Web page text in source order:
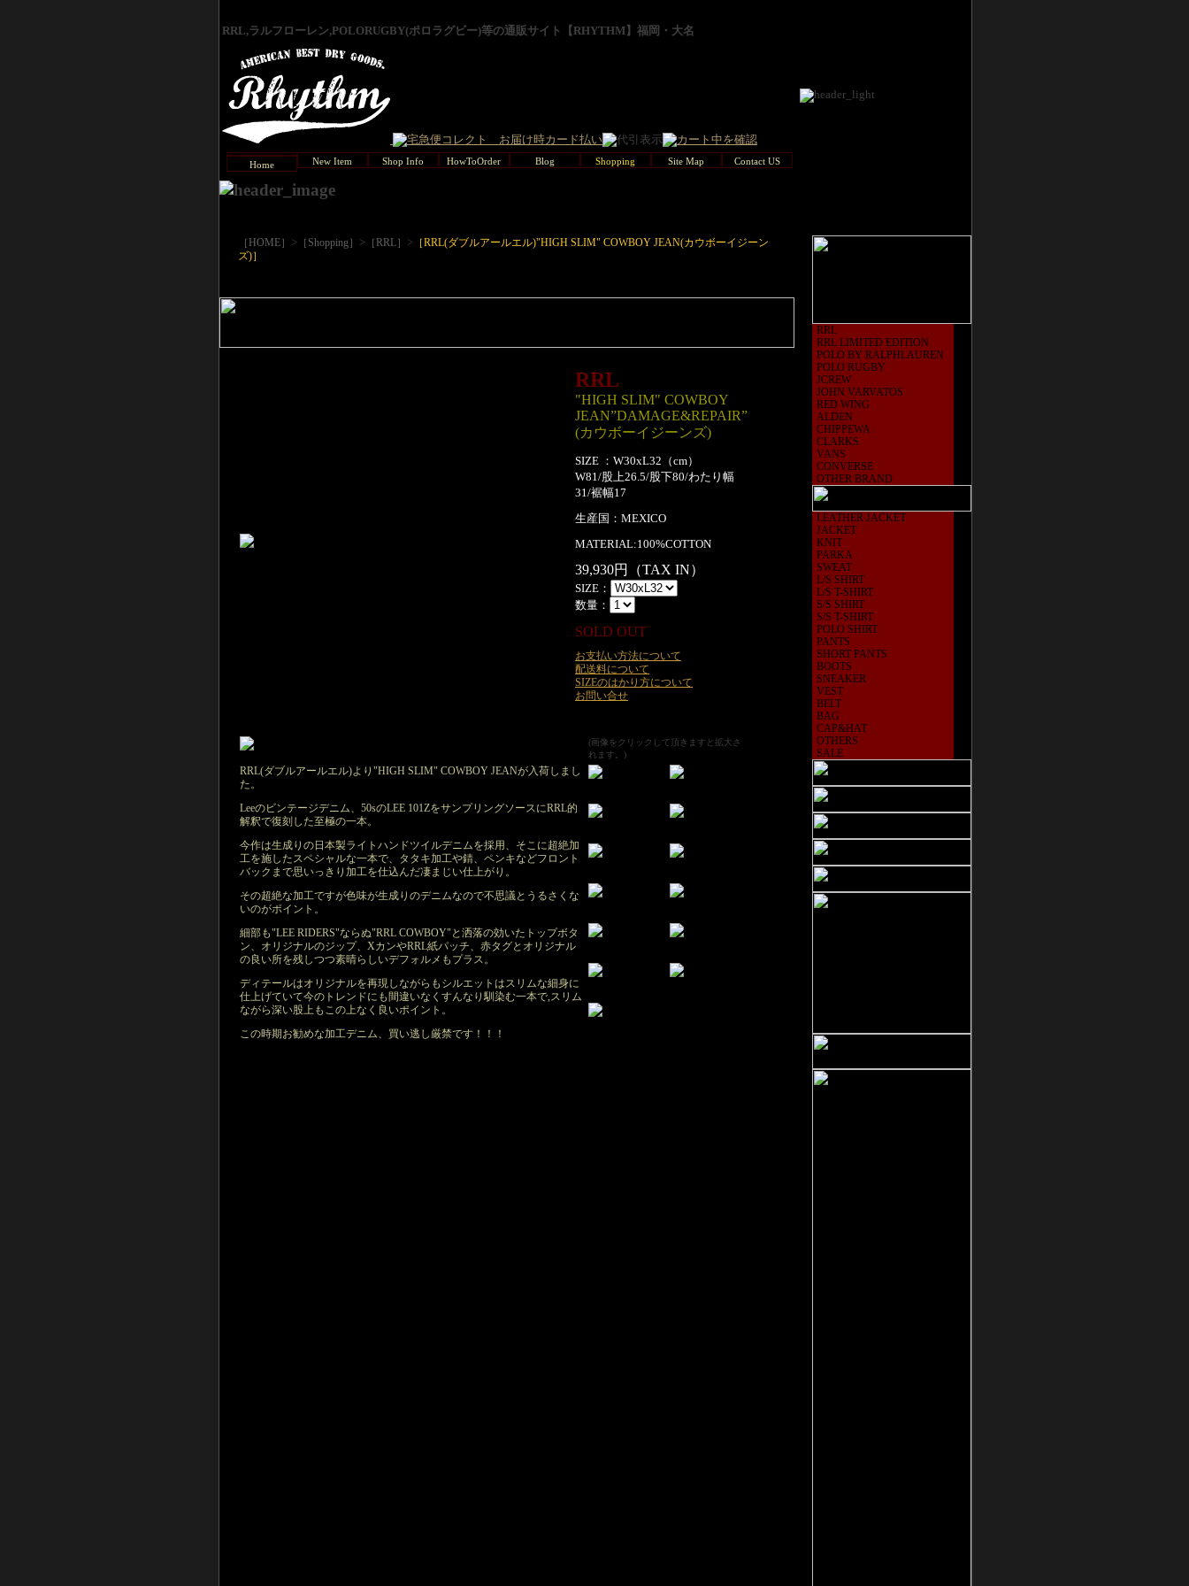
RRL,ラルフローレン,POLORUGBY(ポロラグビー)等の通販サイト【RHYTHM】福岡・大名
Home New Item Shop Info HowToOrder Blog Shopping Site Map Contact US
［HOME］ > ［Shopping］ > ［RRL］ > ［RRL(ダブルアールエル)"HIGH SLIM" COWBOY JEAN(カウボーイジーン
ズ)］
RRL
"HIGH SLIM" COWBOY
JEAN”DAMAGE&REPAIR”
(カウボーイジーンズ)
SIZE ：W30xL32（cm）
W81/股上26.5/股下80/わたり幅
31/裾幅17
生産国：MEXICO
MATERIAL:100%COTTON
39,930円（TAX IN）
SIZE：
数量：
SOLD OUT
お支払い方法について
配送料について
SIZEのはかり方について
お問い合せ
(画像をクリックして頂きますと拡大さ
れます。)
RRL(ダブルアールエル)より"HIGH SLIM" COWBOY JEANが入荷しまし
た。
Leeのビンテージデニム、50sのLEE 101ZをサンプリングソースにRRL的
解釈で復刻した至極の一本。
今作は生成りの日本製ライトハンドツイルデニムを採用、そこに超絶加
工を施したスペシャルな一本で、タタキ加工や錆、ペンキなどフロント
バックまで思いっきり加工を仕込んだ凄まじい仕上がり。
その超絶な加工ですが色味が生成りのデニムなので不思議とうるさくな
いのがポイント。
細部も"LEE RIDERS"ならぬ"RRL COWBOY"と洒落の効いたトップボタ
ン、オリジナルのジップ、XカンやRRL紙パッチ、赤タグとオリジナル
の良い所を残しつつ素晴らしいデフォルメもプラス。
ディテールはオリジナルを再現しながらもシルエットはスリムな細身に
仕上げていて今のトレンドにも間違いなくすんなり馴染む一本で,スリム
ながら深い股上もこの上なく良いポイント。
この時期お勧めな加工デニム、買い逃し厳禁です！！！
RRL
RRL LIMITED EDITION
POLO BY RALPHLAUREN
POLO RUGBY
JCREW
JOHN VARVATOS
RED WING
ALDEN
CHIPPEWA
CLARKS
VANS
CONVERSE
OTHER BRAND
LEATHER JACKET
JACKET
KNIT
PARKA
SWEAT
L/S SHIRT
L/S T-SHIRT
S/S SHIRT
S/S T-SHIRT
POLO SHIRT
PANTS
SHORT PANTS
BOOTS
SNEAKER
VEST
BELT
BAG
CAP&HAT
OTHERS
SALE